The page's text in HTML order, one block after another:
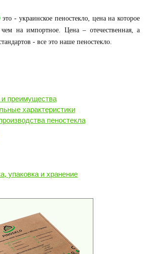
это - украинское пеностекло, цена на которое
на импортное. Цена – отечественная, а
- все это наше пеностекло.
преимущества
характеристики
пеностекла
упаковка и хранение